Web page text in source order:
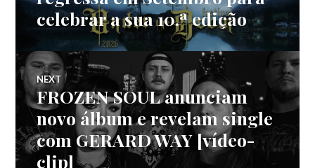
artigos
celebrar a sua 10.ª edição
NEXT
Next
post:
FROZEN SOUL anunciam
novo álbum e revelam single
com GERARD WAY [vídeo-
clip]